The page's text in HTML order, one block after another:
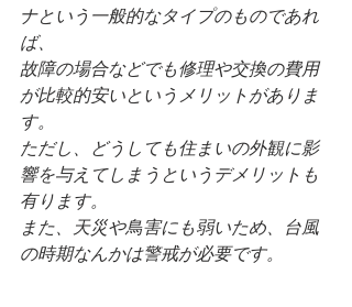
ナという一般的なタイプのものであれ
ば、
故障の場合などでも修理や交換の費用
が比較的安いというメリットがありま
す。
ただし、どうしても住まいの外観に影
響を与えてしまうというデメリットも
有ります。
また、天災や鳥害にも弱いため、台風
の時期なんかは警戒が必要です。